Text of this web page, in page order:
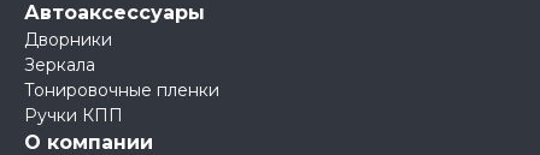
Автоаксессуары
Дворники
Зеркала
Тонировочные пленки
Ручки КПП
О компании